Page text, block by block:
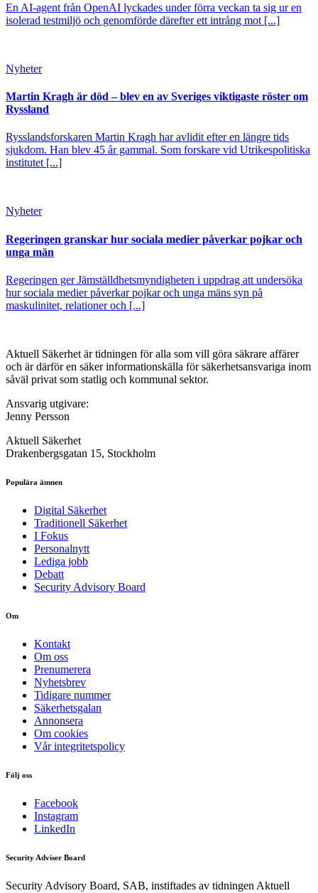
En AI-agent från OpenAI lyckades under förra veckan ta sig ur en
isolerad testmiljö och genomförde därefter ett intrång mot [...]
Nyheter
Martin Kragh är död – blev en av Sveriges viktigaste röster om
Ryssland
Rysslandsforskaren Martin Kragh har avlidit efter en längre tids
sjukdom. Han blev 45 år gammal. Som forskare vid Utrikespolitiska
institutet [...]
Nyheter
Regeringen granskar hur sociala medier påverkar pojkar och
unga män
Regeringen ger Jämställdhetsmyndigheten i uppdrag att undersöka
hur sociala medier påverkar pojkar och unga mäns syn på
maskulinitet, relationer och [...]
Aktuell Säkerhet är tidningen för alla som vill göra säkrare affärer
och är därför en säker informationskälla för säkerhets­ansvariga inom
såväl privat som statlig och kommunal sektor.
Ansvarig utgivare:
Jenny Persson
Aktuell Säkerhet
Drakenbergsgatan 15, Stockholm
Populära ämnen
Digital Säkerhet
Traditionell Säkerhet
I Fokus
Personalnytt
Lediga jobb
Debatt
Security Advisory Board
Om
Kontakt
Om oss
Prenumerera
Nyhetsbrev
Tidigare nummer
Säkerhetsgalan
Annonsera
Om cookies
Vår integritetspolicy
Följ oss
Facebook
Instagram
LinkedIn
Security Adviser Board
Security Advisory Board, SAB, instiftades av tidningen Aktuell